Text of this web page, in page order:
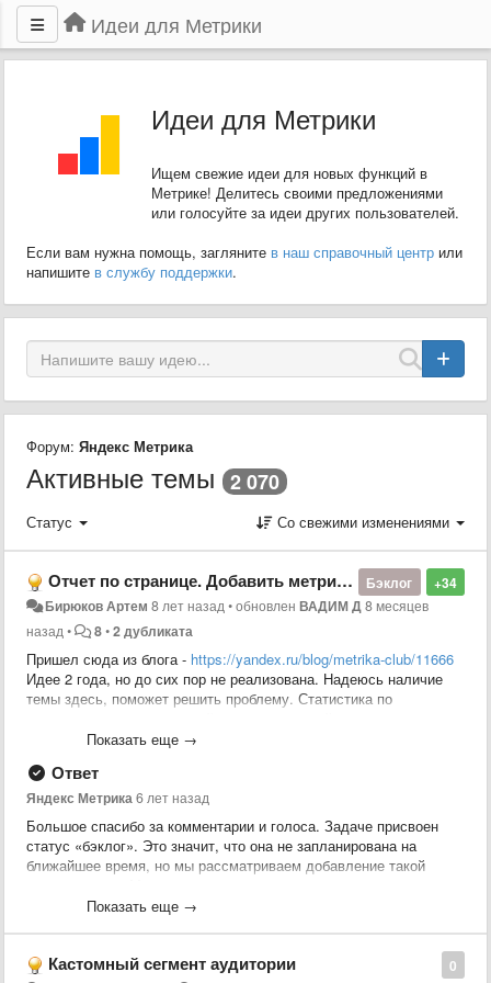
Идеи для Метрики
Идеи для Метрики
Ищем свежие идеи для новых функций в
Метрике! Делитесь своими предложениями
или голосуйте за идеи других пользователей.
Если вам нужна помощь, загляните в наш справочный центр или
напишите в службу поддержки.
Форум: Яндекс Метрика
Активные темы 2 070
Статус Со свежими изменениями
+34
Бэклог
Отчет по странице. Добавить метрику "среднее время на странице".
Бирюков Артем 8 лет назад•обновленВАДИМ Д8 месяцев
назад• 8•2 дубликата
Пришел сюда из блога - https://yandex.ru/blog/metrika-club/11666
Идее 2 года, но до сих пор не реализована. Надеюсь наличие
темы здесь, поможет решить проблему. Статистика по
действительно имеет ценность. В GA это давно есть.
том, какая страница привела к уходу с сайта (прерывание
визита, аналог того что есть в гугл аналитикс), вызвала негатив
пользователя. Есть отчет страницы выхода, но опять же
имеющаяся информация дает общие данные по длительности
визитов и отказов. Т.е. если пользователь долго серфил по
сайту (соответственно отказа не будет) и затем покинул его с
доволен посещением сайта или же последняя страница на
которой он был была настолько отвратной, что он с испугу
закрыл сайт.
Показать еще →
Ответ
Яндекс Метрика6 лет назад
Большое спасибо за комментарии и голоса. Задаче присвоен
статус «бэклог». Это значит, что она не запланирована на
ближайшее время, но мы рассматриваем добавление такой
Показать еще →
0
Кастомный сегмент аудитории